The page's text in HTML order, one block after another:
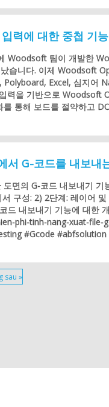
력에 대한 중첩 기능
Woodsoft 팀이 개발한
습니다. 이제 Woodsoft
Polyboard, Excel, 심지어
력을 기반으로 Woodsoft
통해 보드를 절약하고
서 G-코드를 내보내
면의 G-코드 내보내기 기
구성: 2) 2단계: 레이어
드 내보내기 기능에 대한
phi-tinh-nang-xuat-file-
#Gcode #abfsolution
sau »